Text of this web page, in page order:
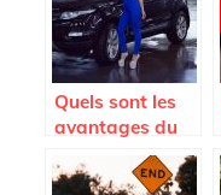
Quels sont les
avantages du
Land Rover
Range Rover